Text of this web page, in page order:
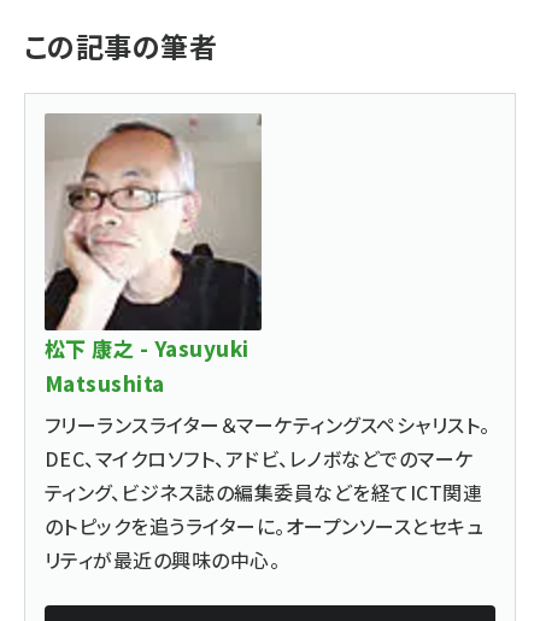
この記事の筆者
松下 康之 - Yasuyuki
Matsushita
フリーランスライター＆マーケティングスペシャリスト。
DEC、マイクロソフト、アドビ、レノボなどでのマーケ
ティング、ビジネス誌の編集委員などを経てICT関連
のトピックを追うライターに。オープンソースとセキュ
リティが最近の興味の中心。